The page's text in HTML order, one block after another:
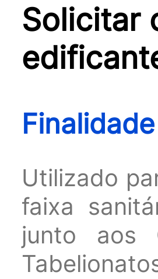
Solicitar
Finalidade
Utilizado
faixa
junto aos